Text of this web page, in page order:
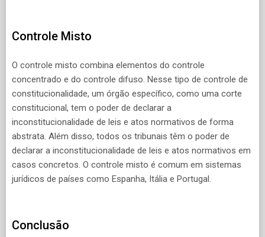
Controle Misto
O controle misto combina elementos do controle
concentrado e do controle difuso. Nesse tipo de controle de
constitucionalidade, um órgão específico, como uma corte
constitucional, tem o poder de declarar a
inconstitucionalidade de leis e atos normativos de forma
abstrata. Além disso, todos os tribunais têm o poder de
declarar a inconstitucionalidade de leis e atos normativos em
casos concretos. O controle misto é comum em sistemas
jurídicos de países como Espanha, Itália e Portugal.
Conclusão